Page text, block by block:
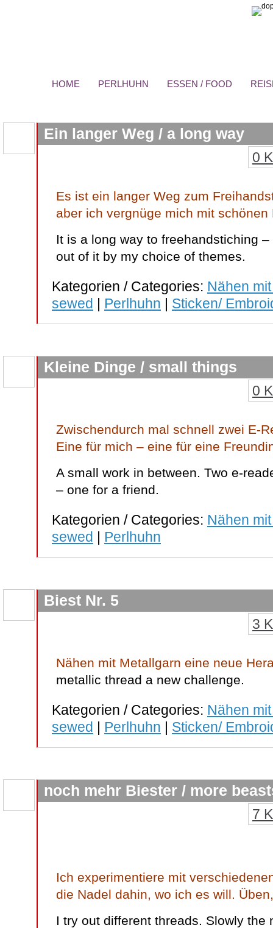
HOME PERLHUHN ESSEN / FOOD
Ein langer Weg / a long way
0
Es ist ein langer Weg zum
aber ich vergnüge mich mit schönen
It is a long way to freehandstiching
out of it by my choice of themes.
Kategorien / Categories: Nähen
sewed | Perlhuhn | Sticken/
Kleine Dinge / small things
0
Zwischendurch mal schnell zwei E-
Eine für mich – eine für eine
A small work in between. Two e-
– one for a friend.
Kategorien / Categories: Nähen
sewed | Perlhuhn
Biest Nr. 5
3
Nähen mit Metallgarn eine neue
metallic thread a new challenge.
Kategorien / Categories: Nähen
sewed | Perlhuhn | Sticken/
noch mehr Biester / more
7
Ich experimentiere mit
die Nadel dahin, wo ich es will.
I try out different threads. Slowly the